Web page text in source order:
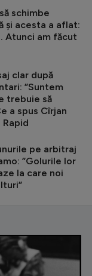
schimbe
și acesta a aflat:
Atunci am făcut
clar după
”Suntem
trebuie să
a spus Cîrjan
pe arbitraj
”Golurile lor
la care noi